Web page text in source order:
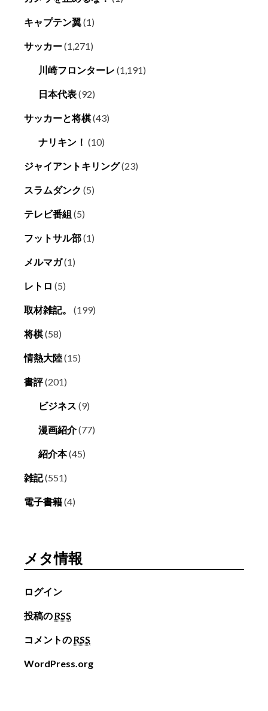
キャプテン翼(1)
サッカー(1,271)
川崎フロンターレ (1,191)
日本代表(92)
サッカーと将棋(43)
ナリキン！ (10)
ジャイアントキリング(23)
スラムダンク (5)
テレビ番組 (5)
フットサル部(1)
メルマガ(1)
レトロ (5)
取材雑記。 (199)
将棋(58)
情熱大陸(15)
書評(201)
ビジネス (9)
漫画紹介(77)
紹介本(45)
雑記(551)
電子書籍(4)
メタ情報
ログイン
投稿の RSS
コメントの RSS
WordPress.org